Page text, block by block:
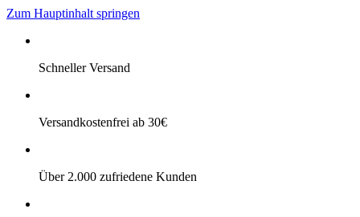
Zum Hauptinhalt springen
Schneller Versand
Versandkostenfrei ab 30€
Über 2.000 zufriedene Kunden